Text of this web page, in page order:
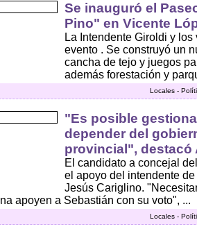
Se inauguró el
Pino" en Vicente
La Intendente Giroldi y
evento . Se construyó un
cancha de tejo y juegos
además forestación y
Locales -
"Es posible
depender del
provincial", destacó
El candidato a concejal
el apoyo del intendente
Jesús Cariglino.
apoyen a Sebastián con su voto", ...
Locales -